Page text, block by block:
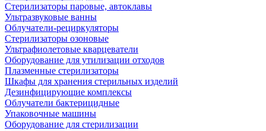
Стерилизаторы паровые, автоклавы
Ультразвуковые ванны
Облучатели-рециркуляторы
Стерилизаторы озоновые
Ультрафиолетовые кварцеватели
Оборудование для утилизации отходов
Плазменные стерилизаторы
Шкафы для хранения стерильных изделий
Дезинфицирующие комплексы
Облучатели бактерицидные
Упаковочные машины
Оборудование для стерилизации